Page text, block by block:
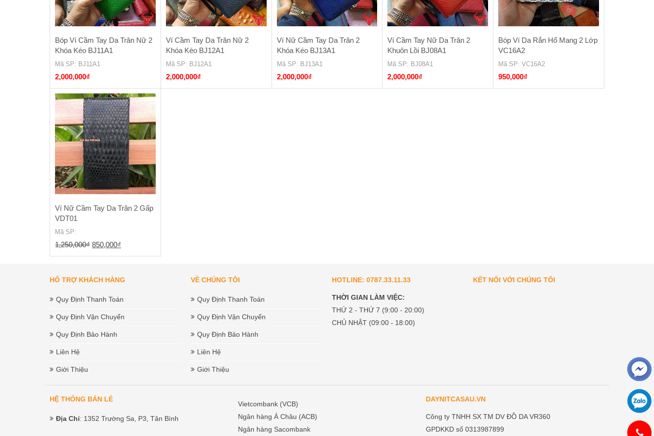
Bóp Ví Cầm Tay Da Trăn Nữ 2
Khóa Kéo BJ11A1
Mã SP: BJ11A1
2,000,000₫
Ví Cầm Tay Da Trăn Nữ 2
Khóa Kéo BJ12A1
Mã SP: BJ12A1
2,000,000₫
Ví Nữ Cầm Tay Da Trăn 2
Khóa Kéo BJ13A1
Mã SP: BJ13A1
2,000,000₫
Ví Cầm Tay Nữ Da Trăn 2
Khuôn Lồi BJ08A1
Mã SP: BJ08A1
2,000,000₫
Bóp Ví Da Rắn Hổ Mang 2 Lớp
VC16A2
Mã SP: VC16A2
950,000₫
Ví Nữ Cầm Tay Da Trăn 2 Gấp
VDT01
Mã SP:
1,250,000₫ Giá
gốc
1,250,000₫.
850,000₫
hiện
là:
HỔ TRỢ KHÁCH HÀNG
Quy Định Thanh Toán
Quy Định Vận Chuyển
Quy Định Bảo Hành
Liên Hệ
Giới Thiệu
VỀ CHÚNG TÔI
Quy Định Thanh Toán
Quy Định Vận Chuyển
Quy Định Bảo Hành
Liên Hệ
Giới Thiệu
HOTLINE: 0787.33.11.33
THỜI GIAN LÀM VIỆC:
THỨ 2 - THỨ 7 (9:00 - 20:00)
CHỦ NHẬT (09:00 - 18:00)
KẾT NỐI VỚI CHÚNG TÔI
HỆ THỐNG BÁN LẺ
Địa Chỉ: 1352 Trường Sa, P3, Tân Bình
Vietcombank (VCB)
Ngân hàng Á Châu (ACB)
Ngân hàng Sacombank
DAYNITCASAU.VN
Công ty TNHH SX TM DV ĐỒ DA VR360
GPDKKD số 0313987899